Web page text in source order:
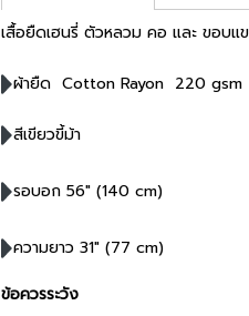
เสื้อยืดเฮนรี่ ตัวหลวม คอ และ ขอบ
ผ้ายืด Cotton Rayon 220 gsm
สีเขียวขี้ม้า
รอบอก 56" (140 cm)
ความยาว 31" (77 cm)
ข้อควรระวัง